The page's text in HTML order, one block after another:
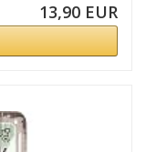
13,90 EUR